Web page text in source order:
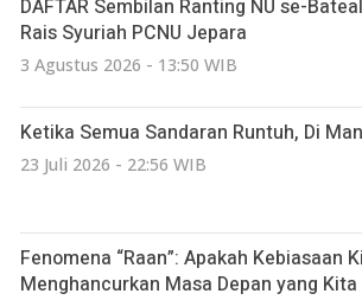
DAFTAR Sembilan Ranting NU se-
Rais Syuriah PCNU Jepara
3 Agustus 2026 - 13:50 WIB
Ketika Semua Sandaran Runtuh, Di
23 Juli 2026 - 22:56 WIB
Fenomena “Raan”: Apakah Kebiasaan
Menghancurkan Masa Depan yang